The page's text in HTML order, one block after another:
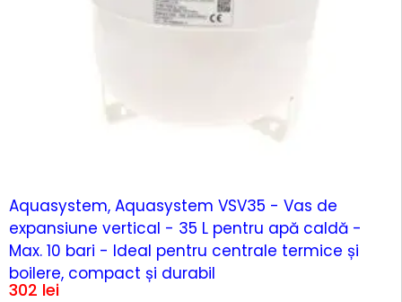
Aquasystem, Aquasystem VSV35 - Vas de
expansiune vertical - 35 L pentru apă caldă -
Max. 10 bari - Ideal pentru centrale termice și
boilere, compact și durabil
302 lei